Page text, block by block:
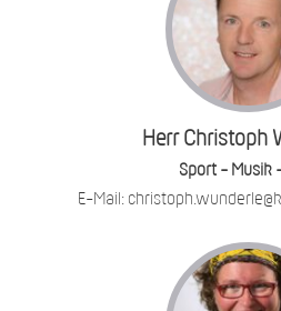
Herr Christoph
Sport - Musik
E-Mail: